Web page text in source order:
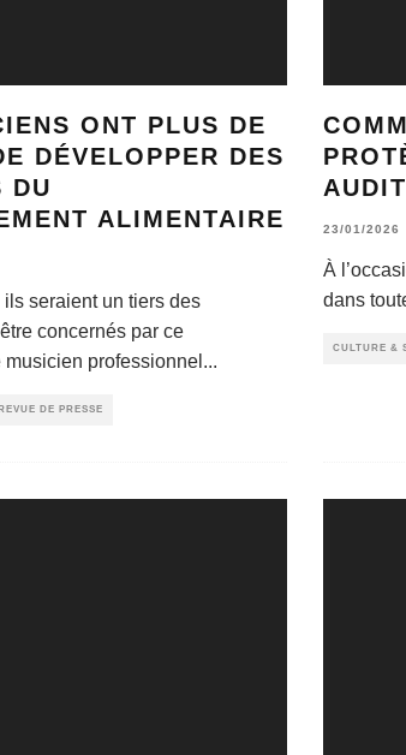
ONT PLUS DE
DÉVELOPPER DES
DU
ALIMENTAIRE
seraient un tiers des
concernés par ce
professionnel ...
REVUE DE PRESSE
23/01/2026
À
dans
CULTURE &